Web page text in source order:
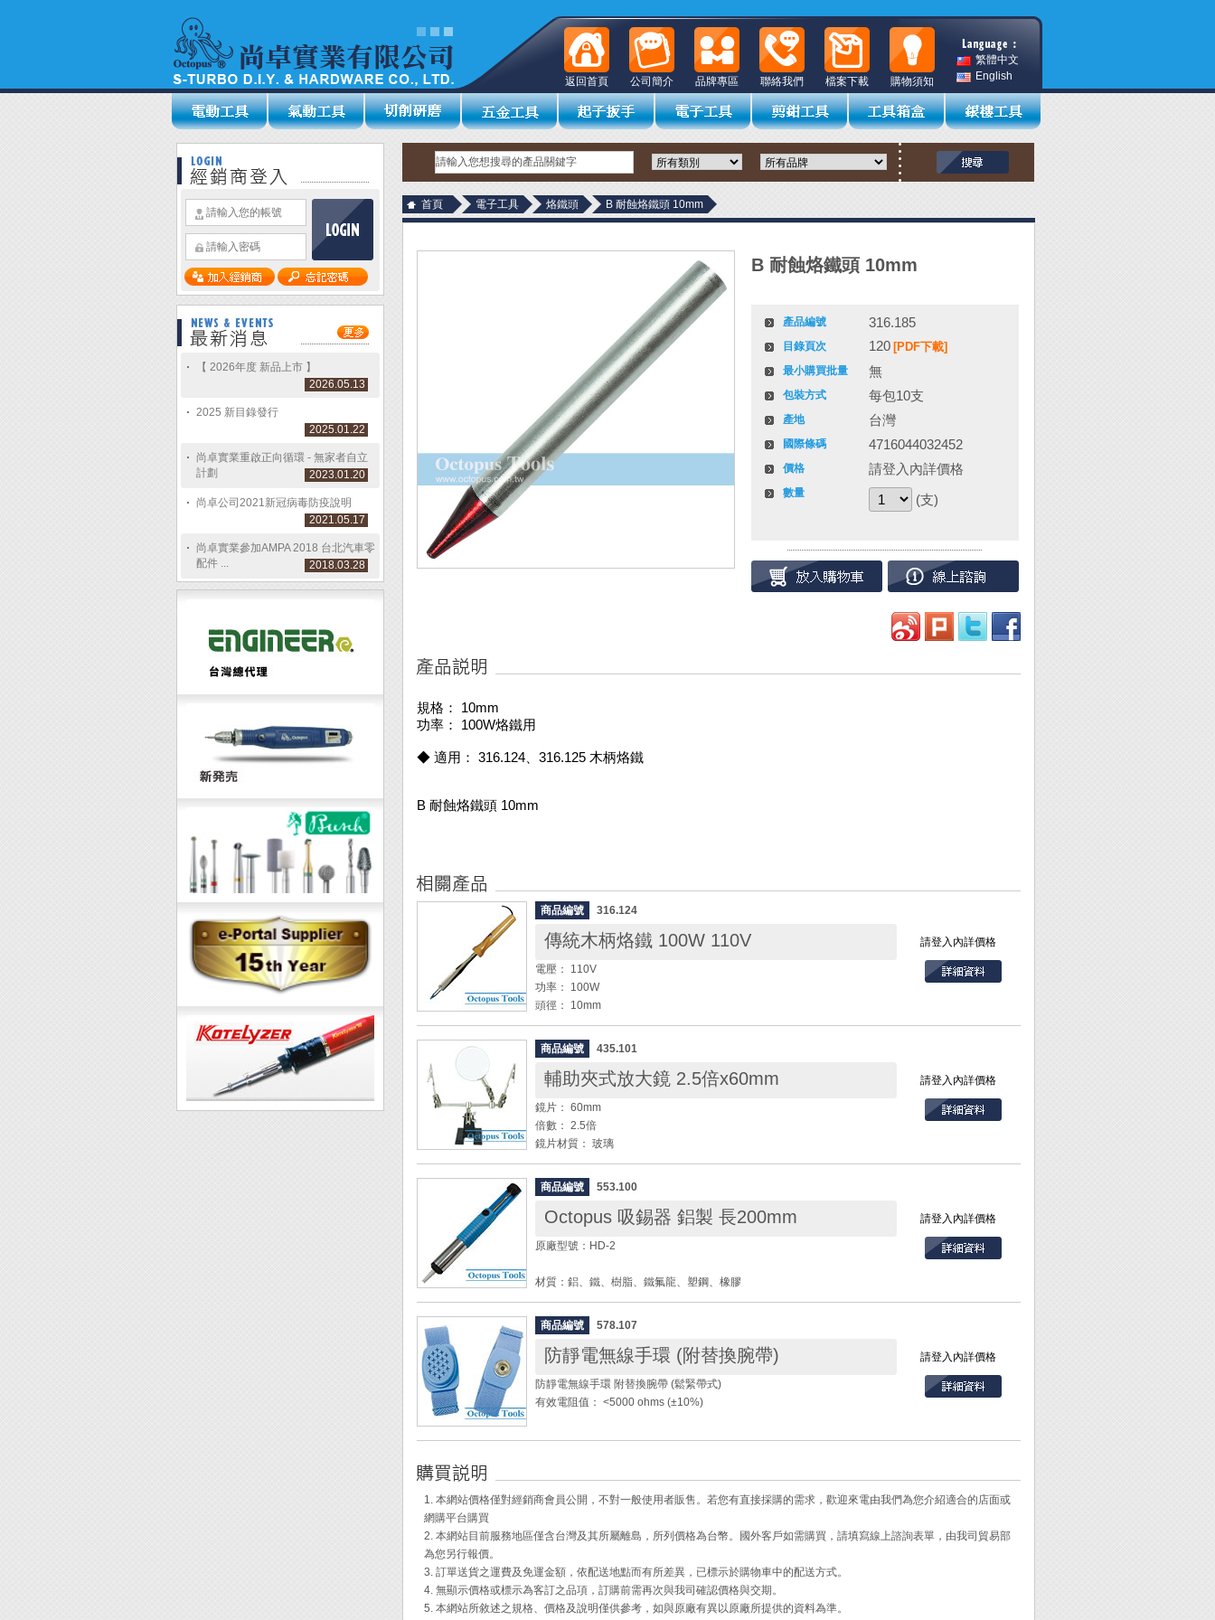
繁體中文
English
購物須知
檔案下載
聯絡我們
品牌專區
公司簡介
返回首頁
【 2026年度 新品上市 】
2026.05.13
2025 新目錄發行
2025.01.22
尚卓實業重啟正向循環 - 無家者自立
計劃
2023.01.20
尚卓公司2021新冠病毒防疫說明
2021.05.17
尚卓實業參加AMPA 2018 台北汽車零
配件 ...
2018.03.28
首頁 電子工具 烙鐵頭 B 耐蝕烙鐵頭 10mm
B 耐蝕烙鐵頭 10mm
產品編號 316.185
目錄頁次 120 [PDF下載]
最小購買批量 無
包裝方式 每包10支
產地 台灣
國際條碼 4716044032452
價格 請登入內詳價格
數量 (支)
規格： 10mm
功率： 100W烙鐵用
◆ 適用： 316.124、316.125 木柄烙鐵
B 耐蝕烙鐵頭 10mm
商品編號 316.124
傳統木柄烙鐵 100W 110V 請登入內詳價格
電壓： 110V
功率： 100W
頭徑： 10mm
商品編號 435.101
輔助夾式放大鏡 2.5倍x60mm 請登入內詳價格
鏡片： 60mm
倍數： 2.5倍
鏡片材質： 玻璃
◆ 檯身為鑄鐵製，重心穩固，可將工作物固定好再焊錫
商品編號 553.100
Octopus 吸錫器 鋁製 長200mm 請登入內詳價格
原廠型號：HD-2
材質：鋁、鐵、樹脂、鐵氟龍、塑鋼、橡膠
長度：200mm
柄徑：22.5mm
頭徑：5mm
重量：70g
◆ 可更換吸錫頭 (型號：553.10001)
商品編號 578.107
防靜電無線手環 (附替換腕帶) 請登入內詳價格
防靜電無線手環 附替換腕帶 (鬆緊帶式)
有效電阻值： <5000 ohms (±10%)
◆ 利用導電手環將人體產生之靜電，累積電荷於放電盒內，再利用電暈放電
◆ 防靜電手環一組，另附一條替換腕帶。放電盒為可拆卸式，若長時間使用
◆ 手碗帶為可調式鬆緊帶，可調整伏貼手腕效果佳。
方便實用。使用上可依工作場所環境所需，另購接地線，即可改為有線式導
電手環。
◆ 此為新款放電盒設計，十字放電孔多，可提高放電效率，避免不慎觸及高
1. 本網站價格僅對經銷商會員公開，不對一般使用者販售。若您有直接採購的需求，歡迎來電由我們為您介紹適合的店面或
網購平台購買
2. 本網站目前服務地區僅含台灣及其所屬離島，所列價格為台幣。國外客戶如需購買，請填寫線上諮詢表單，由我司貿易部
為您另行報價。
3. 訂單送貨之運費及免運金額，依配送地點而有所差異，已標示於購物車中的配送方式。
4. 無顯示價格或標示為客訂之品項，訂購前需再次與我司確認價格與交期。
5. 本網站所敘述之規格、價格及說明僅供參考，如與原廠有異以原廠所提供的資料為準。